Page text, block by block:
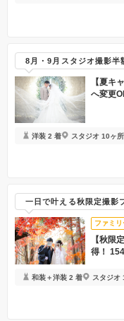
8月・9月スタジオ撮影半
【夏キ
へ変更
洋装 2 着 スタジオ 10ヶ所
一日で叶える秋限定撮影
ファミ
【秋限
得！
和装＋洋装 2 着 スタジオ